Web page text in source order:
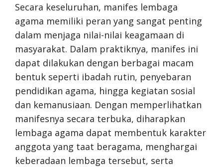
Secara keseluruhan, manifes lembaga
agama memiliki peran yang sangat penting
dalam menjaga nilai-nilai keagamaan di
masyarakat. Dalam praktiknya, manifes ini
dapat dilakukan dengan berbagai macam
bentuk seperti ibadah rutin, penyebaran
pendidikan agama, hingga kegiatan sosial
dan kemanusiaan. Dengan memperlihatkan
manifesnya secara terbuka, diharapkan
lembaga agama dapat membentuk karakter
anggota yang taat beragama, menghargai
keberadaan lembaga tersebut, serta